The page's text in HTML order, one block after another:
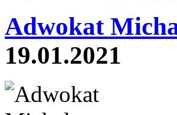
Adwokat
19.01.2021